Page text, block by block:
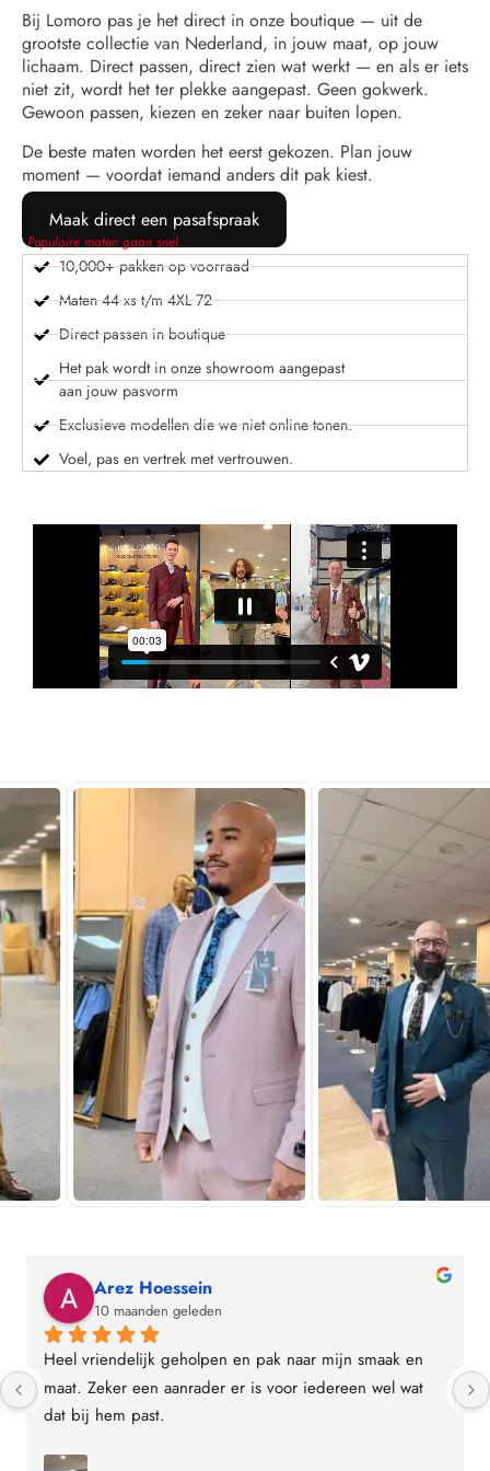
Bij Lomoro pas je het direct in onze boutique — uit de
grootste collectie van Nederland, in jouw maat, op jouw
lichaam. Direct passen, direct zien wat werkt — en als er iets
niet zit, wordt het ter plekke aangepast. Geen gokwerk.
Gewoon passen, kiezen en zeker naar buiten lopen.
De beste maten worden het eerst gekozen. Plan jouw
moment — voordat iemand anders dit pak kiest.
Maak direct een pasafspraak
Populaire maten gaan snel.
10,000+ pakken op voorraad
Maten 44 xs t/m 4XL 72
Direct passen in boutique
Het pak wordt in onze showroom aangepast
aan jouw pasvorm
Exclusieve modellen die we niet online tonen.
Voel, pas en vertrek met vertrouwen.
Arez Hoessein
10 maanden geleden
Heel vriendelijk geholpen en pak naar mijn smaak en
maat. Zeker een aanrader er is voor iedereen wel wat
dat bij hem past.